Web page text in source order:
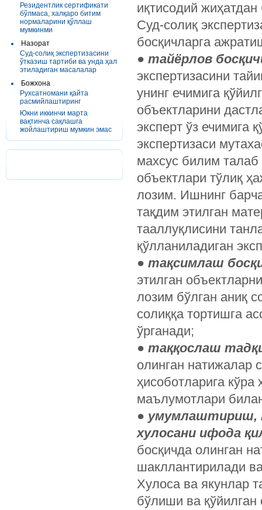
Резидентлик сертификати
бўлмаса, халқаро битим
нормаларини қўллаш
мумкинми
Назорат
Суд-солиқ экспертизасини
ўтказиш тартиби ва унда ҳал
этиладиган масалалар
Божхона
Рухсатномани қайта
расмийлаштиринг
Юкни иккинчи марта
вақтинча сақлашга
жойлаштириш мумкин эмас
иқтисодий
Суд-солиқ
босқичларга
● тайёрлов
экспертизасини
унинг ечимига
объектларини
эксперт ўз ечимига
экспертизаси
махсус билим
объектлари тўлиқ
лозим. Ишнинг
тақдим этилган
тааллуқлисини
қўлланиладиган
● тақсимлаш
этилган
лозим бўлган аниқ
солиққа тортишга
ўрганади;
● таққослаш
олинган натижалар
ҳисоботларига кўра
маълумотлари
● умумлаштириш,
хулосани ифода
босқичда олинган
шакллантирилади
Хулоса ва якунлар
бўлиши ва қўйилган